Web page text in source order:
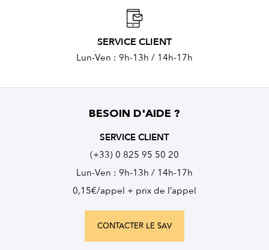
SERVICE CLIENT
Lun-Ven : 9h-13h / 14h-17h
BESOIN D'AIDE ?
SERVICE CLIENT
(+33) 0 825 95 50 20
Lun-Ven : 9h-13h / 14h-17h
0,15€/appel + prix de l’appel
CONTACTER LE SAV